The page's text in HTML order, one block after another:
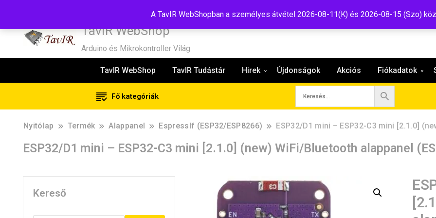
A TavIR WebShopban a személyes átvétel 2026-08-11(K) és 2026-08-15 (Szo)
TavIR WebShop
Arduino és Mikrokontroller Világ
TavIR WebShop TavIR Tudástár Hirek Újdonságok Akciós Fiókadatok
Fő kategóriák
Nyitólap Termék Alappanel EspressIf (ESP32/ESP8266) ESP32/D1 mini – ESP32-C3 mini [2.1.0]
ESP32/D1 mini – ESP32-C3 mini [2.1.0] (new) WiFi/Bluetooth alappanel
Kereső